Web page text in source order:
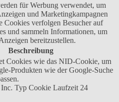
für Werbung verwendet, um
und Marketingkampagnen
Cookies verfolgen Besucher auf
und sammeln Informationen, um
bereitzustellen.
Beschreibung
Cookies wie das NID-Cookie, um
Produkten wie der Google-Suche
Typ Cookie Laufzeit 24